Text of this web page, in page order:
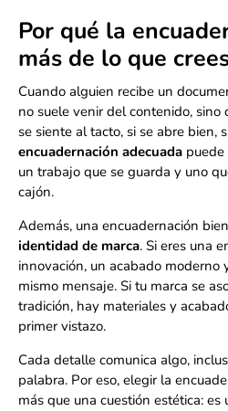
Por qué la
más de lo que
Cuando alguien recibe un
no suele venir del contenido, sino
se siente al tacto, si se abre bien,
encuadernación adecuada
un trabajo que se guarda y uno
cajón.
Además, una encuadernación
identidad de marca. Si eres una
innovación, un acabado moderno
mismo mensaje. Si tu marca se
tradición, hay materiales y
primer vistazo.
Cada detalle comunica algo,
palabra. Por eso, elegir la
más que una cuestión estética: es